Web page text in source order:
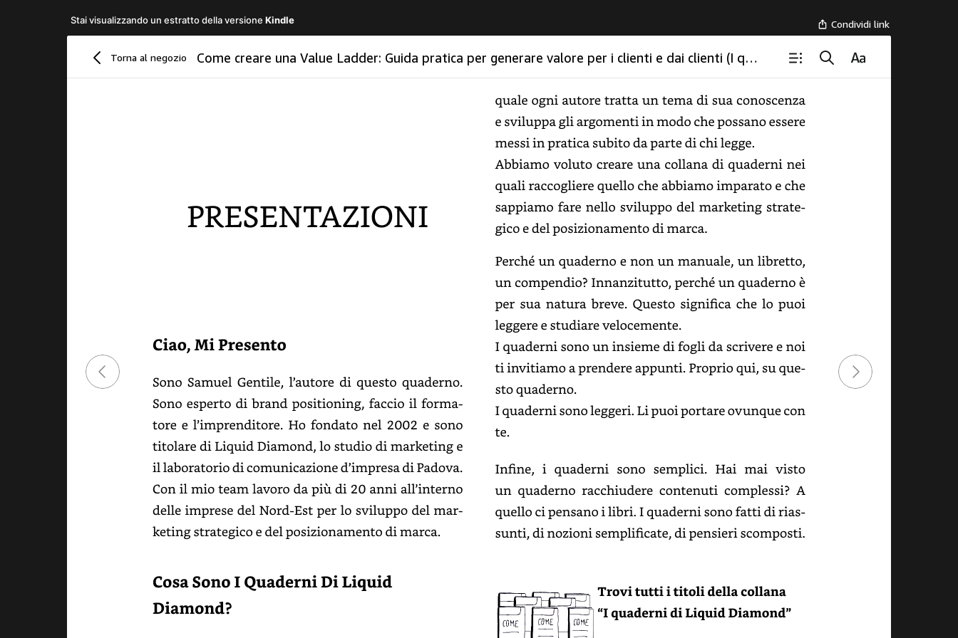
Stai visualizzando un estratto della versioneKindle Condividi link
Torna al negozio Come creare una Value Ladder: Guida pratica per generare valore per i clienti e dai clienti (I quaderni di Liquid Diamond)
Come creare una Value Ladder: Guida pratica per generare valore per i clienti e dai clienti (I quaderni di Liquid
Diamond)
Presentazioni
Ciao,
mipresento
Sono Samuel Gentile, l’autore di questo
quaderno.
Sono
esperto di brand positioning, faccio il formatore
e l’imprenditore. Ho fondato nel 2002 e sono
titolare di Liquid Diamond, lo studio di marketing
e
il laboratorio di comunicazione d’impresa di Padova.
Con il mio team lavoro da più di 20 anni
all’interno
delle imprese del Nord- Est per lo sviluppo del marketing
strategico e del posizionamento di marca.
Cosasono
iQuaderni
diLiquid
Diamond?
quale ogni autore tratta un tema di sua conoscenza
e sviluppa gli argomenti in modo che possano
essere
messi in pratica subito da parte di chi legge.
Abbiamo
voluto creare una collana di quaderni
nei
quali
raccogliere quello che abbiamo imparato e che
sappiamo
fare nello sviluppo del marketing
strategico
e del posizionamento di marca.
Perché un quaderno e non un manuale, un libretto,
un compendio? Innanzitutto, perché un quaderno
è
per sua natura breve. Questo significa che lo puoi
leggere e studiare velocemente.
I quaderni sono un insieme di fogli da scrivere e noi
ti invitiamo a prendere appunti. Proprio qui, su questo
quaderno.
I quaderni sono leggeri. Li puoi portare ovunque
con
te.
Infine, i quaderni sono semplici. Hai mai
visto
un
quaderno racchiudere contenuti complessi?
A
quello ci pensano i libri. I quaderni sono fatti di riassunti,
di nozioni semplificate, di pensieri scomposti.
Trovi tutti i titoli della collana
“I quaderni di Liquid Diamond”